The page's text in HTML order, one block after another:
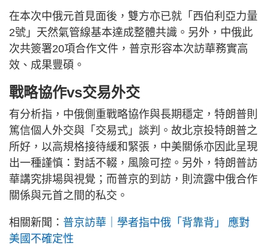
在本次中俄元首見面後，雙方亦已就「西伯利亞力量
2號」天然氣管線基本達成整體共識。另外，中俄此
次共簽署20項合作文件，普京形容本次訪華務實高
效、成果豐碩。
戰略協作vs交易外交
有分析指，中俄側重戰略協作與長期穩定，特朗普則
篤信個人外交與「交易式」談判。故北京投特朗普之
所好，以高規格接待緩和緊張，中美關係亦因此呈現
出一種謹慎：對話不輟，風險可控。另外，特朗普訪
華講究排場與視覺；而普京的到訪，則流露中俄合作
關係與元首之間的私交。
相關新聞： 普京訪華｜學者指中俄「背靠背」 應對
美國不確定性